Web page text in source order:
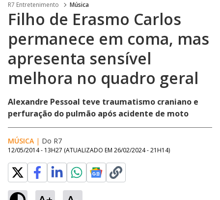
R7 Entretenimento Música
Filho de Erasmo Carlos
permanece em coma, mas
apresenta sensível
melhora no quadro geral
Alexandre Pessoal teve traumatismo craniano e
perfuração do pulmão após acidente de moto
MÚSICA | Do R7
12/05/2014 - 13H27 (ATUALIZADO EM 26/02/2024 - 21H14)